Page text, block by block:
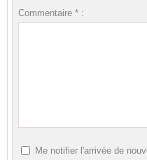
Commentaire * :
Me notifier l'arrivée de